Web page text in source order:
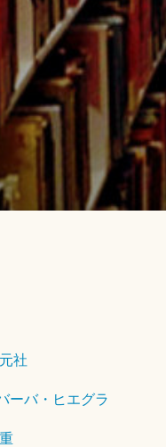
社
ーバ・ヒエグラ